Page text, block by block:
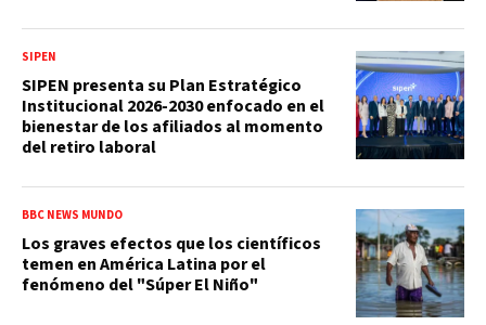
SIPEN
SIPEN presenta su Plan Estratégico
Institucional 2026-2030 enfocado en el
bienestar de los afiliados al momento
del retiro laboral
BBC NEWS MUNDO
Los graves efectos que los científicos
temen en América Latina por el
fenómeno del "Súper El Niño"